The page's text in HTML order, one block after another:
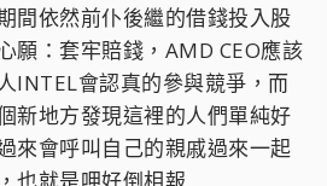
間依然前仆後繼的借錢投入股
願：套牢賠錢，AMD CEO應該
INTEL會認真的參與競爭，而
新地方發現這裡的人們單純好
來會呼叫自己的親戚過來一起
也就是呷好倒相報